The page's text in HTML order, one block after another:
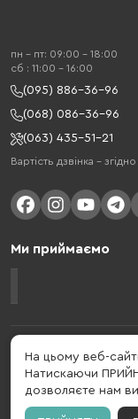
пн - пт: 09:00 - 18:00
cб : 11:00 - 16:00
(095) 886-36-96
(068) 086-36-96
(063) 435-51-21
Вартість дзвінка –
Ми приймаємо
Gelius - український
гаджетів та мобільних
- це набагато більше
собі драйв, радість,
На цьому веб-
Натискаючи
дозволяєте нам